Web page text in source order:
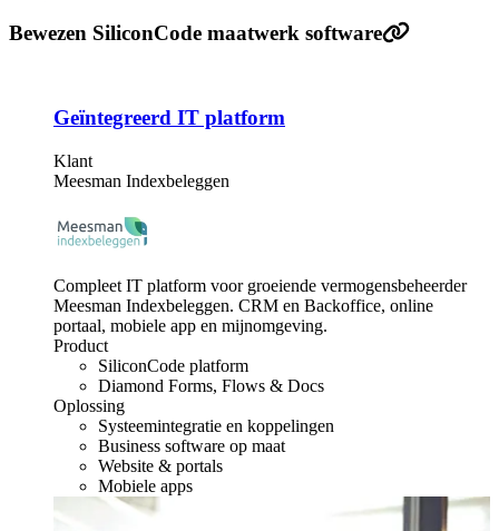
Bewezen SiliconCode maatwerk software
Geïntegreerd IT platform
Klant
Meesman Indexbeleggen
Compleet IT platform voor groeiende vermogensbeheerder
Meesman Indexbeleggen. CRM en Backoffice, online
portaal, mobiele app en mijnomgeving.
Product
SiliconCode platform
Diamond Forms, Flows & Docs
Oplossing
Systeemintegratie en koppelingen
Business software op maat
Website & portals
Mobiele apps